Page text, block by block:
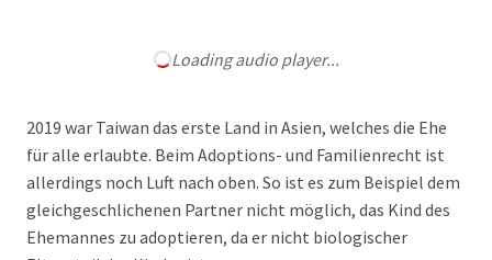
Loading audio player...
2019 war Taiwan das erste Land in Asien, welches die Ehe
für alle erlaubte. Beim Adoptions- und Familienrecht ist
allerdings noch Luft nach oben. So ist es zum Beispiel dem
gleichgeschlichenen Partner nicht möglich, das Kind des
Ehemannes zu adoptieren, da er nicht biologischer